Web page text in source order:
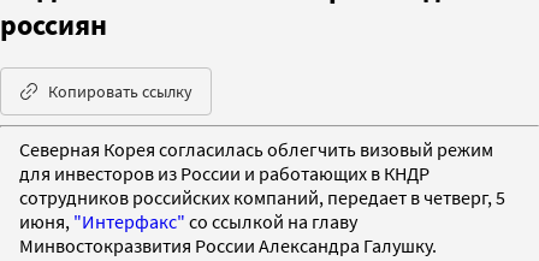
россиян
Копировать ссылку
Северная Корея согласилась облегчить визовый режим
для инвесторов из России и работающих в КНДР
сотрудников российских компаний, передает в четверг, 5
июня, "Интерфакс" со ссылкой на главу
Минвостокразвития России Александра Галушку.